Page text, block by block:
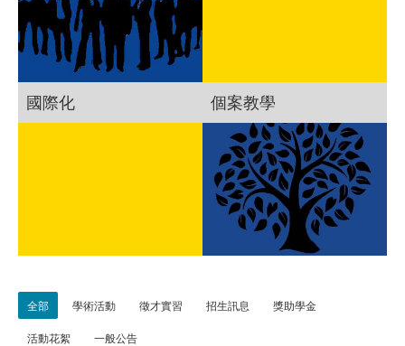
國際化 個案教學
全部 學術活動 徵才實習 招生訊息 獎助學金
活動花絮 一般公告